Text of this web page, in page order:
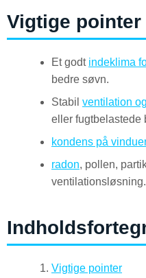
Vigtige pointer
Et godt indeklima
bedre søvn.
Stabil ventilation
eller fugtbelastede
kondens på
radon, pollen,
ventilationsløsning.
Vigtige pointer